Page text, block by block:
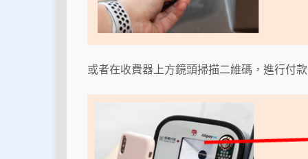
或者在收費器上方鏡頭掃描二維碼，進行付